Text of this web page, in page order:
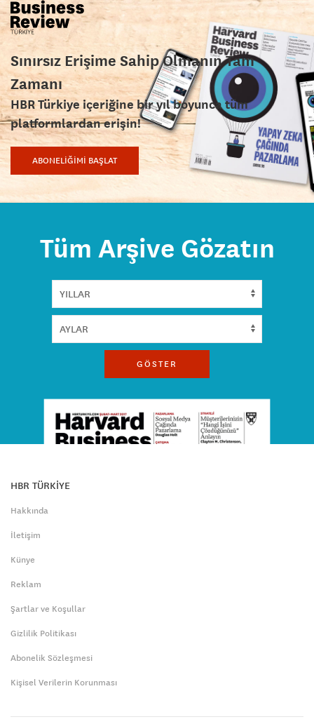
Sınırsız Erişime Sahip Olmanın Tam
Zamanı
HBR Türkiye içeriğine bir yıl boyunca tüm
platformlardan erişin!
ABONELİĞİMİ BAŞLAT
Tüm Arşive Gözatın
GÖSTER
HBR TÜRKİYE
Hakkında
İletişim
Künye
Reklam
Şartlar ve Koşullar
Gizlilik Politikası
Abonelik Sözleşmesi
Kişisel Verilerin Korunması